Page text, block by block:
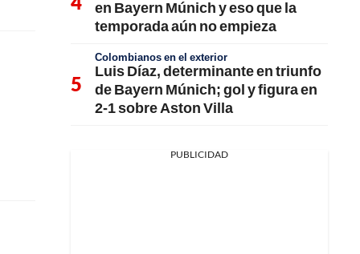
en Bayern Múnich y eso que la
temporada aún no empieza
Colombianos en el exterior
Luis Díaz, determinante en triunfo
de Bayern Múnich; gol y figura en
2-1 sobre Aston Villa
PUBLICIDAD